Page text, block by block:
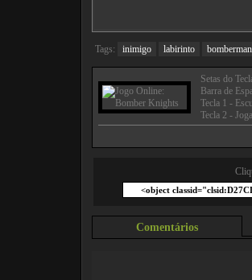
Tags: inimigo labirinto bomberman
Setas do
Barra de
Tecla 1 -
Tecla 2 -
Comentários